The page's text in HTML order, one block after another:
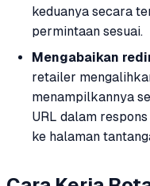
keduanya secara
permintaan sesuai.
Mengabaikan
retailer
menampilkannya
URL dalam
ke halaman